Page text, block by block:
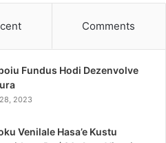
Comments
Fundus Hodi Dezenvolve
2023
Venilale Hasa’e Kustu